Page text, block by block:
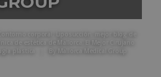
Contorno corporal
mejor blog de
de estética de Mallorca
El Mejor Cirujano
plástica By Mallorca Medical Group